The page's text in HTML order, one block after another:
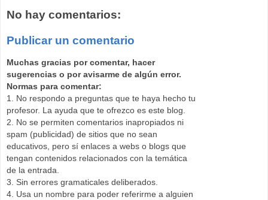
No hay comentarios:
Publicar un comentario
Muchas gracias por comentar, hacer
sugerencias o por avisarme de algún error.
Normas para comentar:
1. No respondo a preguntas que te haya hecho tu
profesor. La ayuda que te ofrezco es este blog.
2. No se permiten comentarios inapropiados ni
spam (publicidad) de sitios que no sean
educativos, pero sí enlaces a webs o blogs que
tengan contenidos relacionados con la temática
de la entrada.
3. Sin errores gramaticales deliberados.
4. Usa un nombre para poder referirme a alguien